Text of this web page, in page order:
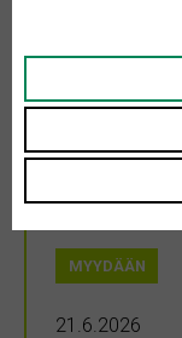
MYYDÄÄN
21.6.2026